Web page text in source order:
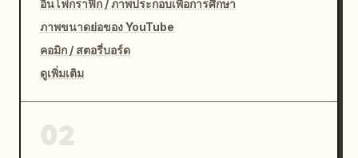
อินโฟกราฟิก / ภาพประกอบเพื่อการศึกษา
ภาพขนาดย่อของ YouTube
คอมิก / สตอรี่บอร์ด
ดูเพิ่มเติม